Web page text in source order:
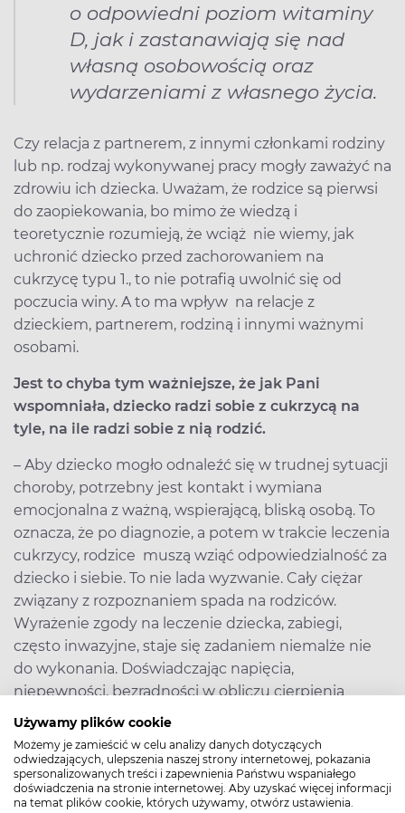
Używamy plików cookie
Możemy je zamieścić w celu analizy danych dotyczących
odwiedzających, ulepszenia naszej strony internetowej, pokazania
spersonalizowanych treści i zapewnienia Państwu wspaniałego
doświadczenia na stronie internetowej. Aby uzyskać więcej informacji
na temat plików cookie, których używamy, otwórz ustawienia.
o odpowiedni poziom witaminy
D, jak i zastanawiają się nad
własną osobowością oraz
wydarzeniami z własnego życia.
Czy relacja z partnerem, z innymi członkami rodziny
lub np. rodzaj wykonywanej pracy mogły zaważyć na
zdrowiu ich dziecka. Uważam, że rodzice są pierwsi
do zaopiekowania, bo mimo że wiedzą i
teoretycznie rozumieją, że wciąż nie wiemy, jak
uchronić dziecko przed zachorowaniem na
cukrzycę typu 1., to nie potrafią uwolnić się od
poczucia winy. A to ma wpływ na relacje z
dzieckiem, partnerem, rodziną i innymi ważnymi
osobami.
Jest to chyba tym ważniejsze, że jak Pani
wspomniała, dziecko radzi sobie z cukrzycą na
tyle, na ile radzi sobie z nią rodzić.
– Aby dziecko mogło odnaleźć się w trudnej sytuacji
choroby, potrzebny jest kontakt i wymiana
emocjonalna z ważną, wspierającą, bliską osobą. To
oznacza, że po diagnozie, a potem w trakcie leczenia
cukrzycy, rodzice muszą wziąć odpowiedzialność za
dziecko i siebie. To nie lada wyzwanie. Cały ciężar
związany z rozpoznaniem spada na rodziców.
Wyrażenie zgody na leczenie dziecka, zabiegi,
często inwazyjne, staje się zadaniem niemalże nie
do wykonania. Doświadczając napięcia,
niepewności, bezradności w obliczu cierpienia
dziecka tracą często poczucie kompetencji
rodzicielskich.
Istotne jest zatem rozpoznawanie punktów oparcia
i zasobów, z jakich rodzina może czerpać, by